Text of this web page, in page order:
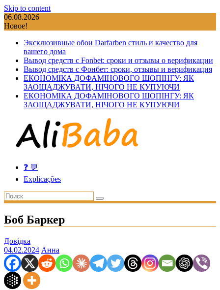
Skip to content
06.08.2026
Новое!
Эксклюзивные обои Darfarben стиль и качество для
вашего дома
Вывод средств с Fonbet: сроки и отзывы о верификации
Вывод средств с Фонбет: сроки, отзывы и верификация
ЕКОНОМІКА ДОФАМІНОВОГО ШОПІНГУ: ЯК
ЗАОЩАДЖУВАТИ, НІЧОГО НЕ КУПУЮЧИ
ЕКОНОМІКА ДОФАМІНОВОГО ШОПІНГУ: ЯК
ЗАОЩАДЖУВАТИ, НІЧОГО НЕ КУПУЮЧИ
❓ 💬
Explicações
Боб Баркер
Довідка
04.02.2024 Анна